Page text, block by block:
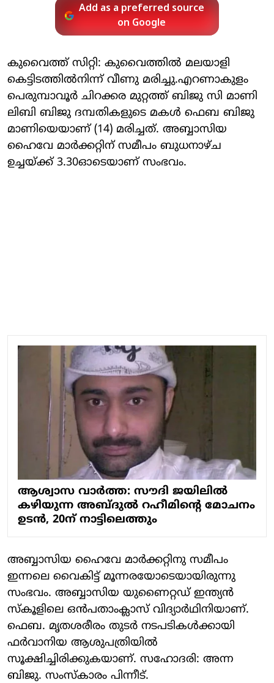
Add as a preferred source
on Google
കുവൈത്ത് സിറ്റി: കുവൈത്തില്‍ മലയാളി
കെട്ടിടത്തില്‍നിന്ന് വീണു മരിച്ചു.എറണാകുളം
പെരുമ്പാവൂര്‍ ചിറക്കര മുറ്റത്ത് ബിജു സി മാണി
ലിബി ബിജു ദമ്പതികളുടെ മകള്‍ ഫെബ ബിജു
മാണിയെയാണ് (14) മരിച്ചത്. അബ്ബാസിയ
ഹൈവേ മാര്‍ക്കറ്റിന് സമീപം ബുധനാഴ്ച
ഉച്ചയ്ക്ക് 3.30ഓടെയാണ് സംഭവം.
ആശ്വാസ വാര്‍ത്ത: സൗദി ജയിലില്‍
കഴിയുന്ന അബ്ദുല്‍ റഹീമിന്റെ മോചനം
ഉടന്‍, 20ന് നാട്ടിലെത്തും
അബ്ബാസിയ ഹൈവേ മാര്‍ക്കറ്റിനു സമീപം
ഇന്നലെ വൈകിട്ട് മൂന്നരയോടെയായിരുന്നു
സംഭവം. അബ്ബാസിയ യുണൈറ്റഡ് ഇന്ത്യന്‍
സ്‌കൂളിലെ ഒന്‍പതാംക്ലാസ് വിദ്യാര്‍ഥിനിയാണ്.
ഫെബ. മൃതശരീരം തുടര്‍ നടപടികള്‍ക്കായി
ഫര്‍വാനിയ ആശുപത്രിയില്‍
സൂക്ഷിച്ചിരിക്കുകയാണ്. സഹോദരി: അന്ന
ബിജു. സംസ്‌കാരം പിന്നീട്.